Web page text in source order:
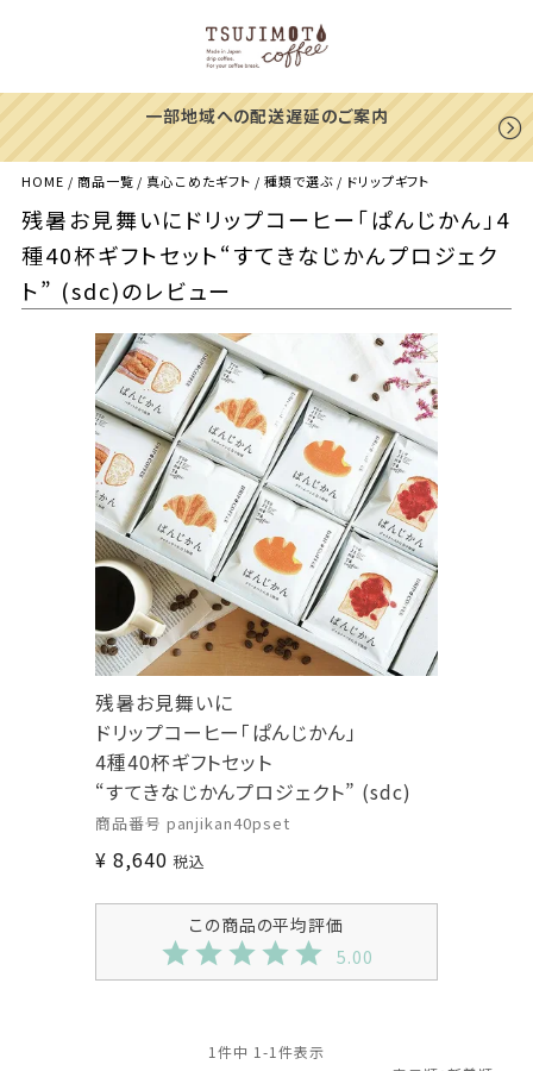
一部地域への配送遅延のご案内
HOME 商品一覧 真心こめたギフト 種類で選ぶ ドリップギフト
残暑お見舞いにドリップコーヒー「ぱんじかん」4
種40杯ギフトセット“すてきなじかんプロジェク
ト” (sdc)のレビュー
残暑お見舞いに
ドリップコーヒー「ぱんじかん」
4種40杯ギフトセット
“すてきなじかんプロジェクト” (sdc)
商品番号 panjikan40pset
¥ 8,640 税込
5.00
1件中 1 -1 件表示